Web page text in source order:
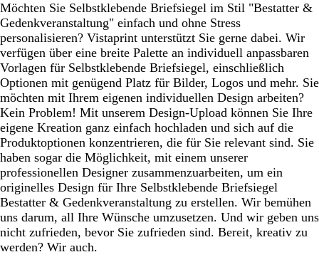
Möchten Sie Selbstklebende Briefsiegel im Stil "Bestatter &
Gedenkveranstaltung" einfach und ohne Stress
personalisieren? Vistaprint unterstützt Sie gerne dabei. Wir
verfügen über eine breite Palette an individuell anpassbaren
Vorlagen für Selbstklebende Briefsiegel, einschließlich
Optionen mit genügend Platz für Bilder, Logos und mehr. Sie
möchten mit Ihrem eigenen individuellen Design arbeiten?
Kein Problem! Mit unserem Design-Upload können Sie Ihre
eigene Kreation ganz einfach hochladen und sich auf die
Produktoptionen konzentrieren, die für Sie relevant sind. Sie
haben sogar die Möglichkeit, mit einem unserer
professionellen Designer zusammenzuarbeiten, um ein
originelles Design für Ihre Selbstklebende Briefsiegel
Bestatter & Gedenkveranstaltung zu erstellen. Wir bemühen
uns darum, all Ihre Wünsche umzusetzen. Und wir geben uns
nicht zufrieden, bevor Sie zufrieden sind. Bereit, kreativ zu
werden? Wir auch.